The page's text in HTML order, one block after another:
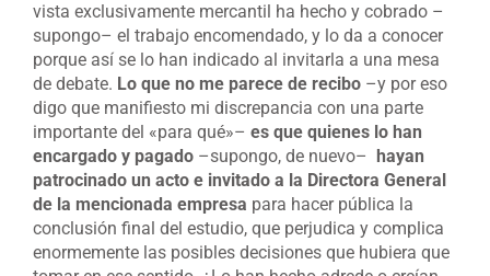
vista exclusivamente mercantil ha hecho y cobrado –
supongo– el trabajo encomendado, y lo da a conocer
porque así se lo han indicado al invitarla a una mesa
de debate. Lo que no me parece de recibo –y por eso
digo que manifiesto mi discrepancia con una parte
importante del «para qué»– es que quienes lo han
encargado y pagado –supongo, de nuevo– hayan
patrocinado un acto e invitado a la Directora General
de la mencionada empresa para hacer pública la
conclusión final del estudio, que perjudica y complica
enormemente las posibles decisiones que hubiera que